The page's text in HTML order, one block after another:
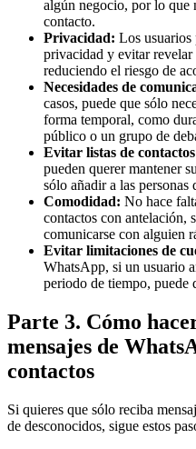
algún negocio, por lo que
contacto.
Privacidad: Los usuarios
privacidad y evitar
reduciendo el riesgo de
Necesidades de
casos, puede que sólo
forma temporal, como
público o un grupo de
Evitar listas de
pueden querer mantener
sólo añadir a las personas
Comodidad: No hace
contactos con antelación,
comunicarse con alguien
Evitar limitaciones de
WhatsApp, si un usuario
periodo de tiempo, puede
Parte 3. Cómo
mensajes de
contactos
Si quieres que sólo reciba
de desconocidos, sigue estos